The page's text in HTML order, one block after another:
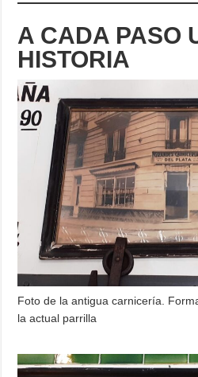
A CADA PASO
HISTORIA
Foto de la antigua carnicería.
la actual parrilla